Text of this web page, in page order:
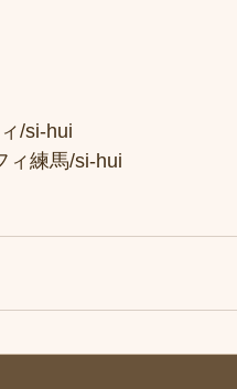
/si-hui
ィ練馬/si-hui